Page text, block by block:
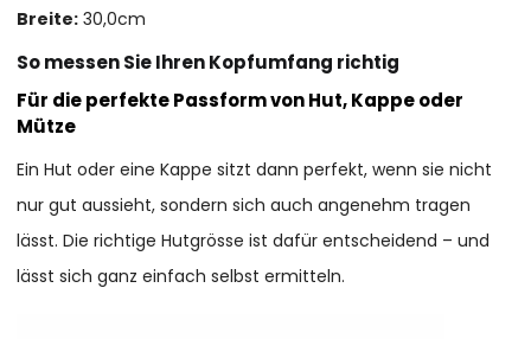
Breite: 30,0cm
So messen Sie Ihren Kopfumfang richtig
Für die perfekte Passform von Hut, Kappe oder
Mütze
Ein Hut oder eine Kappe sitzt dann perfekt, wenn sie nicht
nur gut aussieht, sondern sich auch angenehm tragen
lässt. Die richtige Hutgrösse ist dafür entscheidend – und
lässt sich ganz einfach selbst ermitteln.